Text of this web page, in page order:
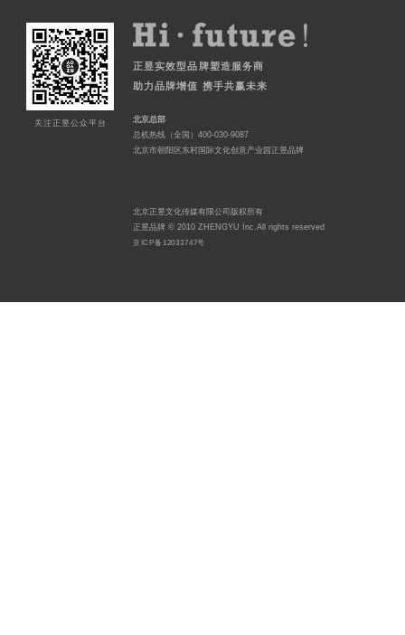
关注正昱公众平台
正昱实效型品牌塑造服务商
助力品牌增值 携手共赢未来
北京总部
总机热线（全国）400-030-9087
北京市朝阳区东村国际文化创意产业园正昱品牌
北京正昱文化传媒有限公司版权所有
正昱品牌 © 2010 ZHENGYU Inc.All rights reserved
京ICP备12033747号